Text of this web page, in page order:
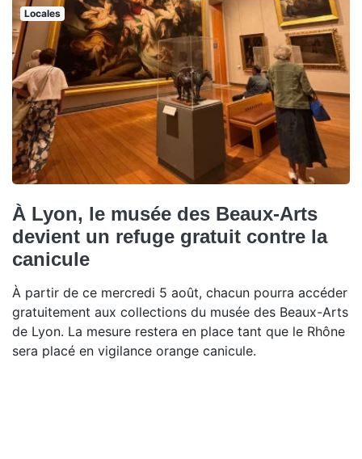
Locales
À Lyon, le musée des Beaux-Arts
devient un refuge gratuit contre la
canicule
À partir de ce mercredi 5 août, chacun pourra accéder
gratuitement aux collections du musée des Beaux-Arts
de Lyon. La mesure restera en place tant que le Rhône
sera placé en vigilance orange canicule.